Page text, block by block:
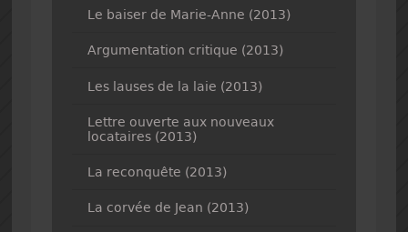
Le baiser de Marie-Anne (2013)
Argumentation critique (2013)
Les lauses de la laie (2013)
Lettre ouverte aux nouveaux
locataires (2013)
La reconquête (2013)
La corvée de Jean (2013)